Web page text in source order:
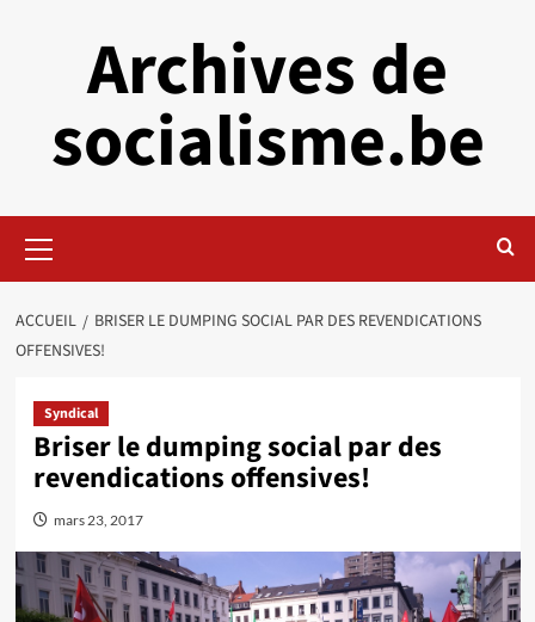
Archives de
socialisme.be
principal
ACCUEIL
BRISER LE DUMPING SOCIAL PAR DES REVENDICATIONS
OFFENSIVES!
Syndical
Briser le dumping social par des
revendications offensives!
mars 23, 2017